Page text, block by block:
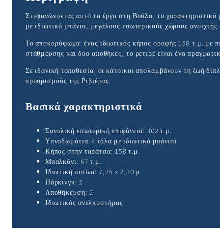
Στεφανώνοντας αυτό το έργο στη Βούλα, το
με ιδιωτικό μπάνιο, μεγάλους εσωτερικούς χώρους
Το αποκορύφωμα: ένας ιδιωτικός κήπος οροφής 158 τ.μ. με
στάθμευσης και δύο αποθήκες, το ρετιρέ είναι ένα
Σε ιδανική τοποθεσία, οι κάτοικοι απολαμβάνουν τη ζωή
προορισμούς της Ριβιέρας.
Βασικά χαρακτηριστικά
Συνολική εσωτερική επιφάνεια: 302 τ.μ.
Υπνοδωμάτια: 4 (όλα με ιδιωτικό μπάνιο)
Κήπος στην ταράτσα: 158 τ.μ.
Μπαλκόνι: 67 τ.μ.
Ιδιωτική πισίνα: 7,75 x 2,30 μ.
Πάρκινγκ: 2
Αποθήκευση: 2
Ιδιωτικός ανελκυστήρας